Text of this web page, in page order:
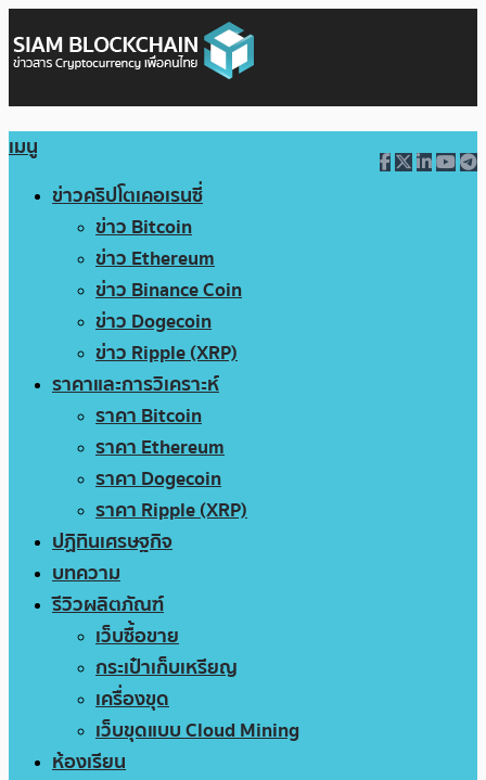
เมนู
ข่าวคริปโตเคอเรนซี่
ข่าว Bitcoin
ข่าว Ethereum
ข่าว Binance Coin
ข่าว Dogecoin
ข่าว Ripple (XRP)
ราคาและการวิเคราะห์
ราคา Bitcoin
ราคา Ethereum
ราคา Dogecoin
ราคา Ripple (XRP)
ปฏิทินเศรษฐกิจ
บทความ
รีวิวผลิตภัณฑ์
เว็บซื้อขาย
กระเป๋าเก็บเหรียญ
เครื่องขุด
เว็บขุดแบบ Cloud Mining
ห้องเรียน